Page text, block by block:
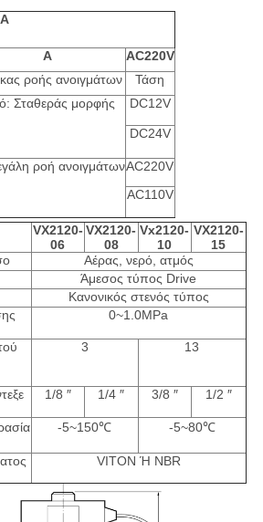
Α
AC220V
ροής ανοιγμάτων
Τάση
Σταθεράς μορφής DC12V
DC24V
ροή ανοιγμάτωνAC220V
AC110V
VX2120-
06
VX2120-
08
Vx2120-
10
VX2120-
15
Αέρας, νερό, ατμός
Άμεσος τύπος Drive
Κανονικός στενός τύπος
0~1.0MPa
3 13
1/8 ″ 1/4 ″ 3/8 ″ 1/2 ″
-5~150℃ -5~80℃
VITON Ή NBR